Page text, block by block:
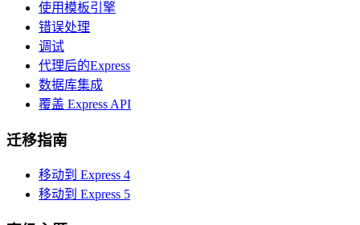
使用模板引擎
错误处理
调试
代理后的Express
数据库集成
覆盖 Express API
迁移指南
移动到 Express 4
移动到 Express 5